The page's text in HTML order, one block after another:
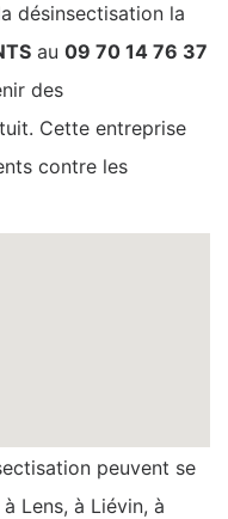
désinsectisation la
au 09 70 14 76 37
des
Cette entreprise
contre les
peuvent se
Lens, à Liévin, à